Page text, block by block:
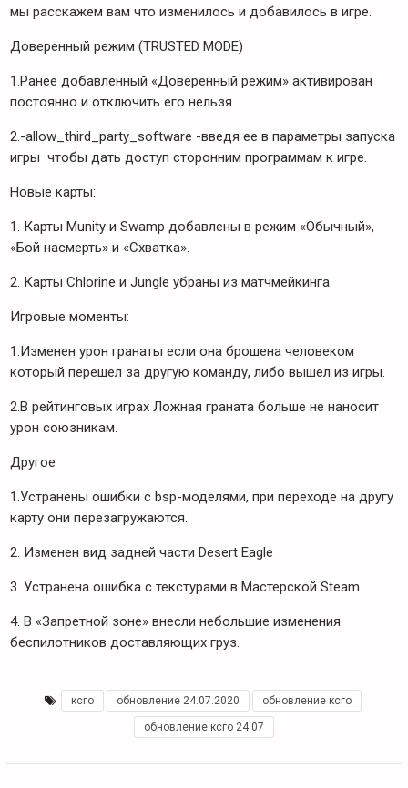
мы расскажем вам что изменилось и добавилось в игре.
Доверенный режим (TRUSTED MODE)
1.Ранее добавленный «Доверенный режим» активирован
постоянно и отключить его нельзя.
2.-allow_third_party_software -введя ее в параметры запуска
игры чтобы дать доступ сторонним программам к игре.
Новые карты:
1. Карты Munity и Swamp добавлены в режим «Обычный»,
«Бой насмерть» и «Схватка».
2. Карты Chlorine и Jungle убраны из матчмейкинга.
Игровые моменты:
1.Изменен урон гранаты если она брошена человеком
который перешел за другую команду, либо вышел из игры.
2.В рейтинговых играх Ложная граната больше не наносит
урон союзникам.
Другое
1.Устранены ошибки с bsp-моделями, при переходе на другу
карту они перезагружаются.
2. Изменен вид задней части Desert Eagle
3. Устранена ошибка с текстурами в Мастерской Steam.
4. В «Запретной зоне» внесли небольшие изменения
беспилотников доставляющих груз.
ксго обновление 24.07.2020 обновление ксго
обновление ксго 24.07